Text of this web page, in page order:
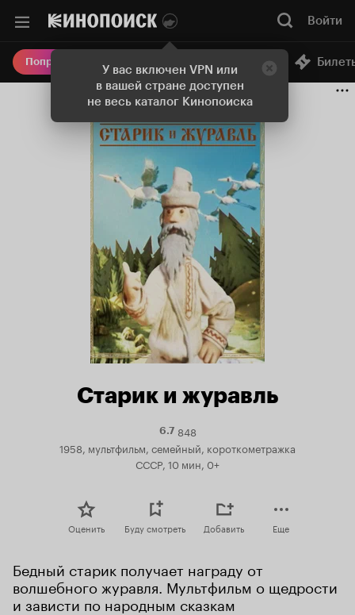
У вас включен VPN или
в вашей стране доступен
не весь каталог Кинопоиска
Войти
Попробовать Плюс Онлайн-кинотеатр
Старик и журавль
6.7Рейтинг
Кинопоиска
848
1958, мультфильм, семейный, короткометражка
СССР, 10 мин, 0+
Оценить Буду смотреть Добавить Еще
Бедный старик получает награду от
волшебного журавля. Мультфильм о щедрости
и зависти по народным сказкам